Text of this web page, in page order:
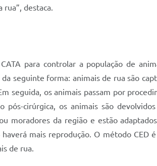
destaca.
para controlar a população de
seguinte forma: animais de rua são
seguida, os animais passam por
pós-cirúrgica, os animais são
moradores da região e estão
mais reprodução. O método
de rua.